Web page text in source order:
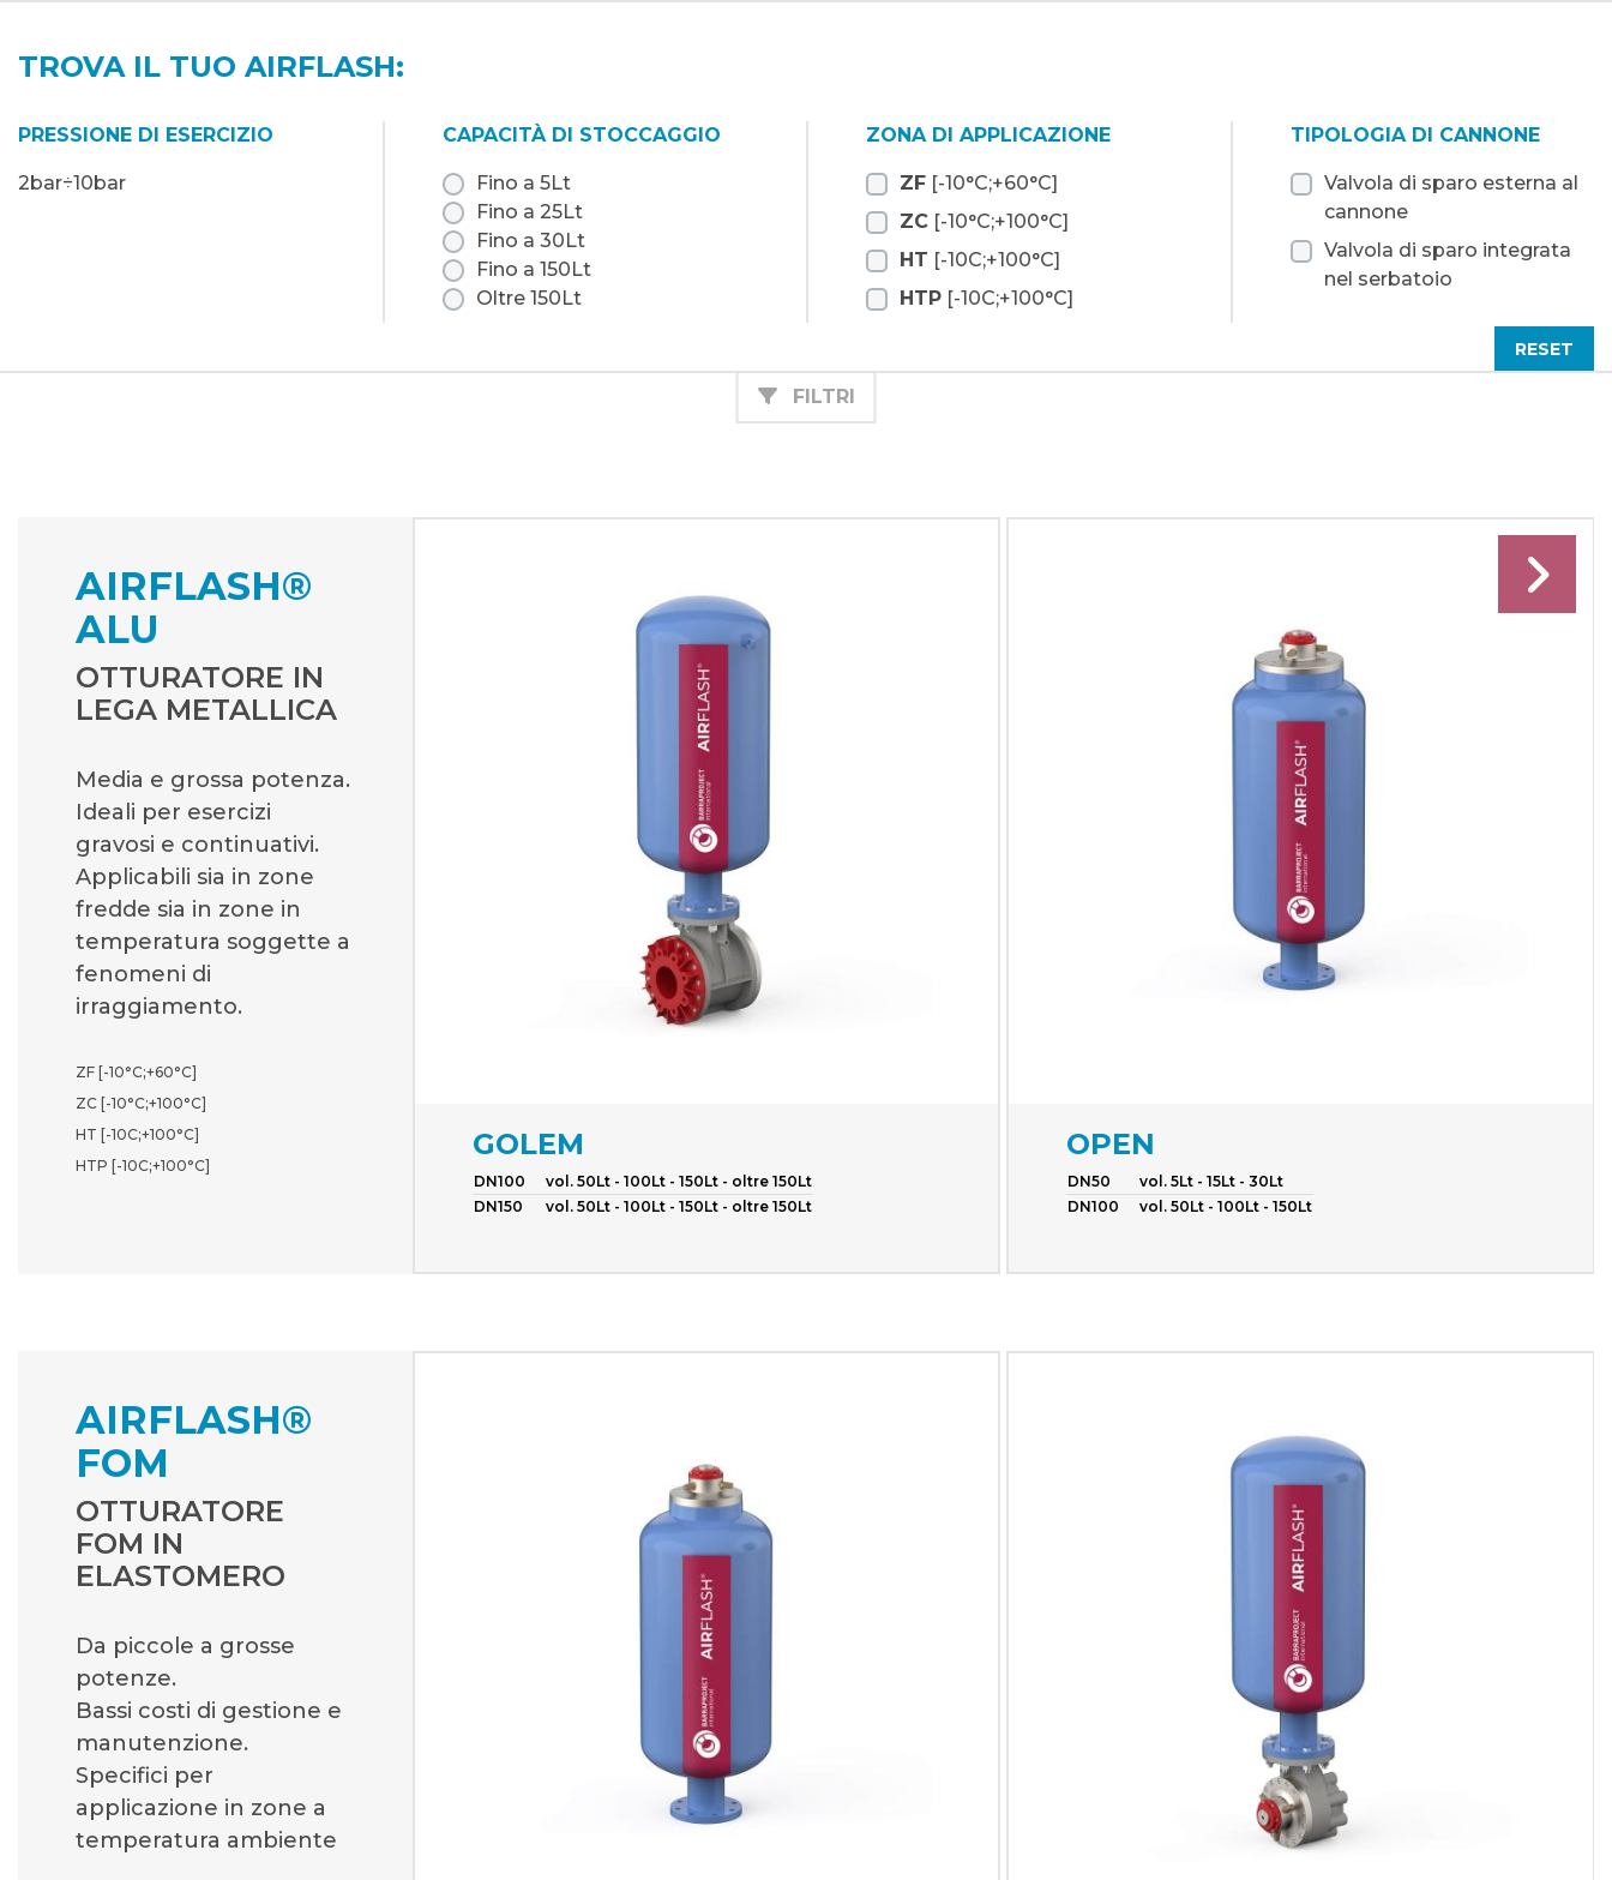
FILTRI
TROVA IL TUO AIRFLASH:
PRESSIONE DI ESERCIZIO
2bar÷10bar
CAPACITÀ DI STOCCAGGIO
Fino a 5Lt
Fino a 25Lt
Fino a 30Lt
Fino a 150Lt
Oltre 150Lt
ZONA DI APPLICAZIONE
ZF [-10°C;+60°C]
ZC [-10°C;+100°C]
HT [-10C;+100°C]
HTP [-10C;+100°C]
TIPOLOGIA DI CANNONE
Valvola di sparo esterna al
cannone
Valvola di sparo integrata
nel serbatoio
RESET
AIRFLASH®
ALU
OTTURATORE IN
LEGA METALLICA
Media e grossa potenza.
Ideali per esercizi
gravosi e continuativi.
Applicabili sia in zone
fredde sia in zone in
temperatura soggette a
fenomeni di
irraggiamento.
ZF [-10°C;+60°C]
ZC [-10°C;+100°C]
HT [-10C;+100°C]
HTP [-10C;+100°C]
GOLEM
DN100
vol. 50Lt - 100Lt - 150Lt - oltre 150Lt
DN150
vol. 50Lt - 100Lt - 150Lt - oltre 150Lt
OPEN
DN50
vol. 5Lt - 15Lt - 30Lt
DN100
vol. 50Lt - 100Lt - 150Lt
AIRFLASH®
FOM
OTTURATORE
FOM IN
ELASTOMERO
Da piccole a grosse
potenze.
Bassi costi di gestione e
manutenzione.
Specifici per
applicazione in zone a
temperatura ambiente